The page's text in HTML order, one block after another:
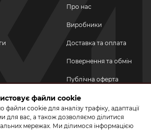
Про нас
Виробники
Доставка та оплата
Повернення та обмін
Публічна оферта
Політика
конфіденційності
файли cookie
cookie для аналізу трафіку, адаптації
для вас, а також дозволяємо ділитися
мережах. Ми ділимося інформацією